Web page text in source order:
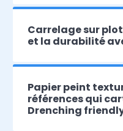
Carrelage sur
et la durabilité
Papier peint
références qui
Drenching